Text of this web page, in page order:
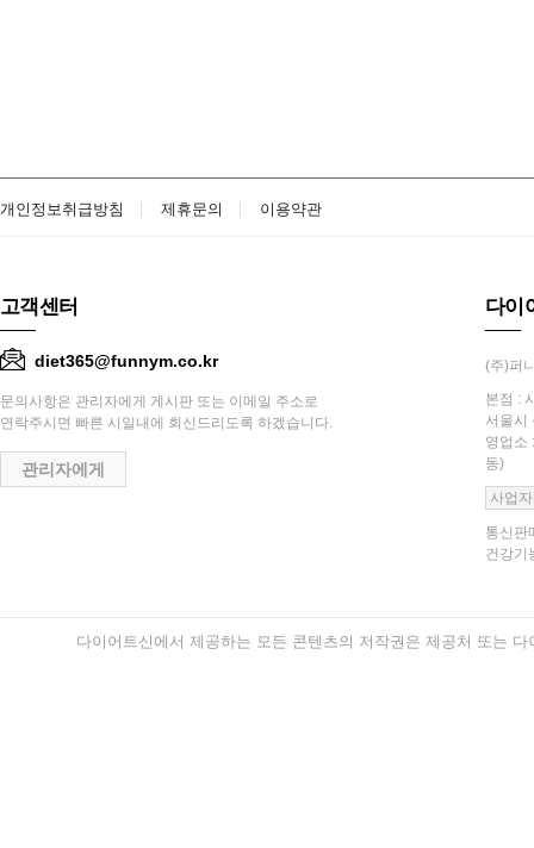
개인정보취급방침 제휴문의 이용약관
고객센터
diet365@funnym.co.kr
문의사항은 관리자에게 게시판 또는 이메일 주소로
연락주시면 빠른 시일내에 회신드리도록 하겠습니다.
관리자에게
다이
(주)퍼
본점 :
서울시
영업소
동)
사업
통신판
건강기
다이어트신에서 제공하는 모든 콘텐츠의 저작권은 제공처 또는